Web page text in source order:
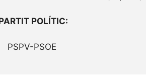
POLÍTIC:
PSPV-PSOE